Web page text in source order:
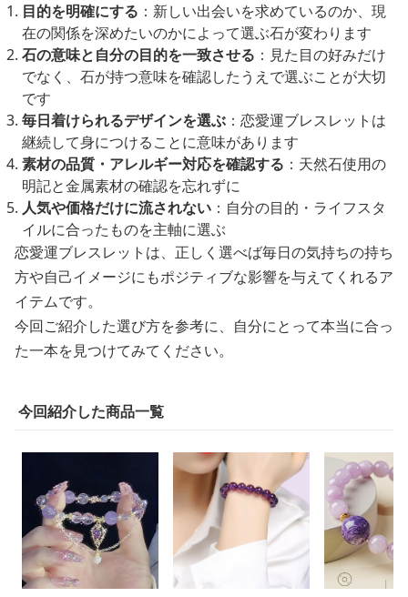
目的を明確にする ：新しい出会いを求めているのか、現
在の関係を深めたいのかによって選ぶ石が変わります
石の意味と自分の目的を一致させる ：見た目の好みだけ
でなく、石が持つ意味を確認したうえで選ぶことが大切
です
毎日着けられるデザインを選ぶ ：恋愛運ブレスレットは
継続して身につけることに意味があります
素材の品質・アレルギー対応を確認する ：天然石使用の
明記と金属素材の確認を忘れずに
人気や価格だけに流されない ：自分の目的・ライフスタ
イルに合ったものを主軸に選ぶ
恋愛運ブレスレットは、正しく選べば毎日の気持ちの持ち
方や自己イメージにもポジティブな影響を与えてくれるア
イテムです。
今回ご紹介した選び方を参考に、自分にとって本当に合っ
た一本を見つけてみてください。
今回紹介した商品一覧